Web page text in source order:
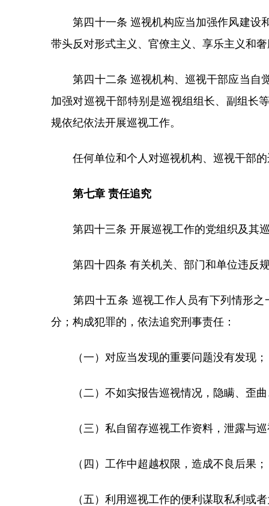
第四十一条 巡视机构应当加强作风建设和
带头反对形式主义、官僚主义、享乐主义和
第四十二条 巡视机构、巡视干部应当自觉
加强对巡视干部特别是巡视组组长、副组长
规依纪依法开展巡视工作。
任何单位和个人对巡视机构、巡视干部的
第七章 责任追究
第四十三条 开展巡视工作的党组织及其巡
第四十四条 有关机关、部门和单位违反规
第四十五条 巡视工作人员有下列情形之
分；构成犯罪的，依法追究刑事责任：
（一）对应当发现的重要问题没有发现；
（二）不如实报告巡视情况，隐瞒、歪曲
（三）私自留存巡视工作资料，泄露与巡
（四）工作中超越权限，造成不良后果；
（五）利用巡视工作的便利谋取私利或者